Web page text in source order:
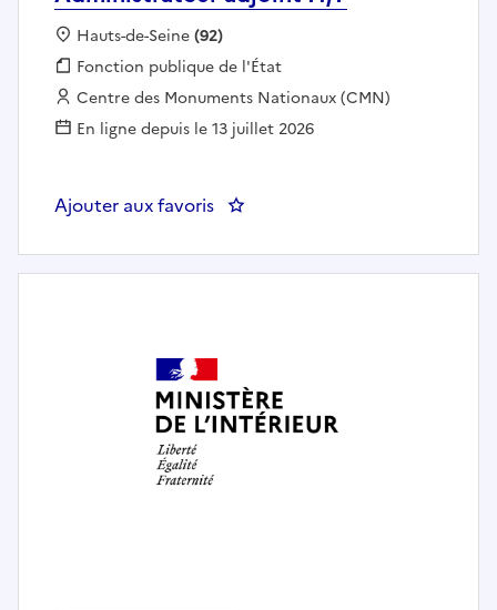
Localisation :
Hauts-de-Seine(92)
Fonction publique :
Fonction publique de l'État
Employeur :
Centre des Monuments Nationaux (CMN)
En ligne depuis le 13 juillet 2026
Ajouter aux favoris : Administrateur adjoint H/F